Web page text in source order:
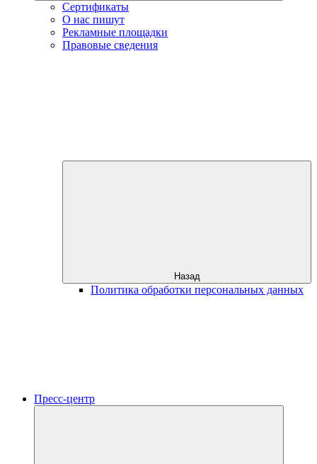
Сертификаты
О нас пишут
Рекламные площадки
Правовые сведения
Назад
Политика обработки персональных данных
Пресс-центр